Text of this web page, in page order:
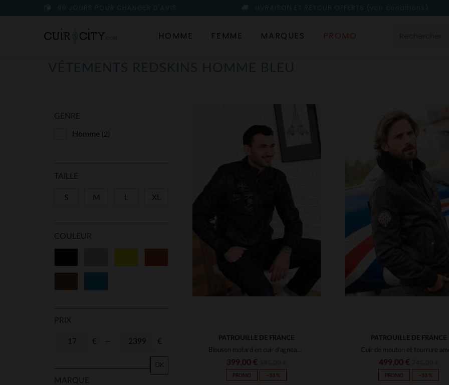
90 JOURS POUR CHANGER D'AVIS LIVRAISON ET RETOUR OFFERTS (voir conditions)
HOMME FEMME MARQUES PROMO
VÊTEMENTS REDSKINS HOMME BLEU
GENRE
Homme (2)
TAILLE
S M XL
COULEUR
PRIX
€ €
OK
MARQUE
PATROUILLE DE FRANCE
Blouson motard en cuir d'agneau bleu marine, Patrouille de France.
399,00 €
PROMO −33 %
PATROUILLE DE FRANCE
499,00 €
PROMO −33 %